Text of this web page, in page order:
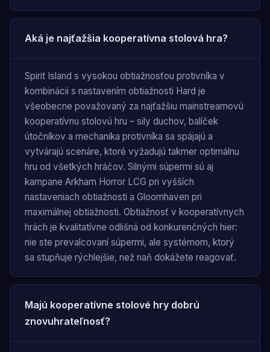
Aká je najťažšia kooperatívna stolová hra?
Spirit Island s vysokou obtiažnosťou protivníka v
kombinácii s nastavením obtiažnosti Hard je
všeobecne považovaný za najťažšiu mainstreamovú
kooperatívnu stolovú hru – sily duchov, balíček
útočníkov a mechanika protivníka sa spájajú a
vytvárajú scenáre, ktoré vyžadujú takmer optimálnu
hru od všetkých hráčov. Silnými súpermi sú aj
kampane Arkham Horror LCG pri vyšších
nastaveniach obtiažnosti a Gloomhaven pri
maximálnej obtiažnosti. Obtiažnosť v kooperatívnych
hrách je kvalitatívne odlišná od konkurenčných hier:
nie ste prevalcovaní súpermi, ale systémom, ktorý
sa stupňuje rýchlejšie, než naň dokážete reagovať.
Majú kooperatívne stolové hry dobrú
znovuhrateľnosť?